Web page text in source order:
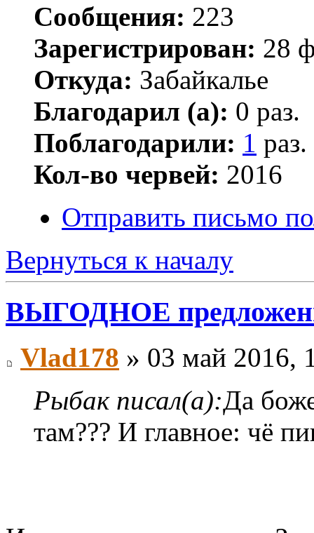
Сообщения: 223
Зарегистрирован: 28
Откуда: Забайкалье
Благодарил (а): 0 раз.
Поблагодарили: 1 раз.
Кол-во червей: 2016
Отправить письмо
Вернуться к началу
ВЫГОДНОЕ
Vlad178 » 03 май 2016,
Рыбак писал(а):Да
там??? И главное: чё